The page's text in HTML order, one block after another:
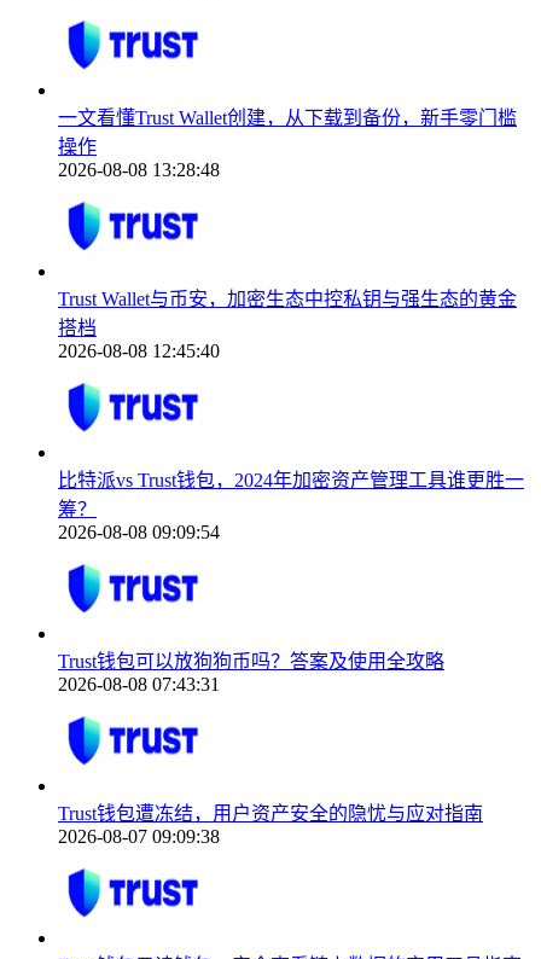
一文看懂Trust Wallet创建，从下载到备份，新手零门槛
操作
2026-08-08 13:28:48
Trust Wallet与币安，加密生态中控私钥与强生态的黄金
搭档
2026-08-08 12:45:40
比特派vs Trust钱包，2024年加密资产管理工具谁更胜一
筹？
2026-08-08 09:09:54
Trust钱包可以放狗狗币吗？答案及使用全攻略
2026-08-08 07:43:31
Trust钱包遭冻结，用户资产安全的隐忧与应对指南
2026-08-07 09:09:38